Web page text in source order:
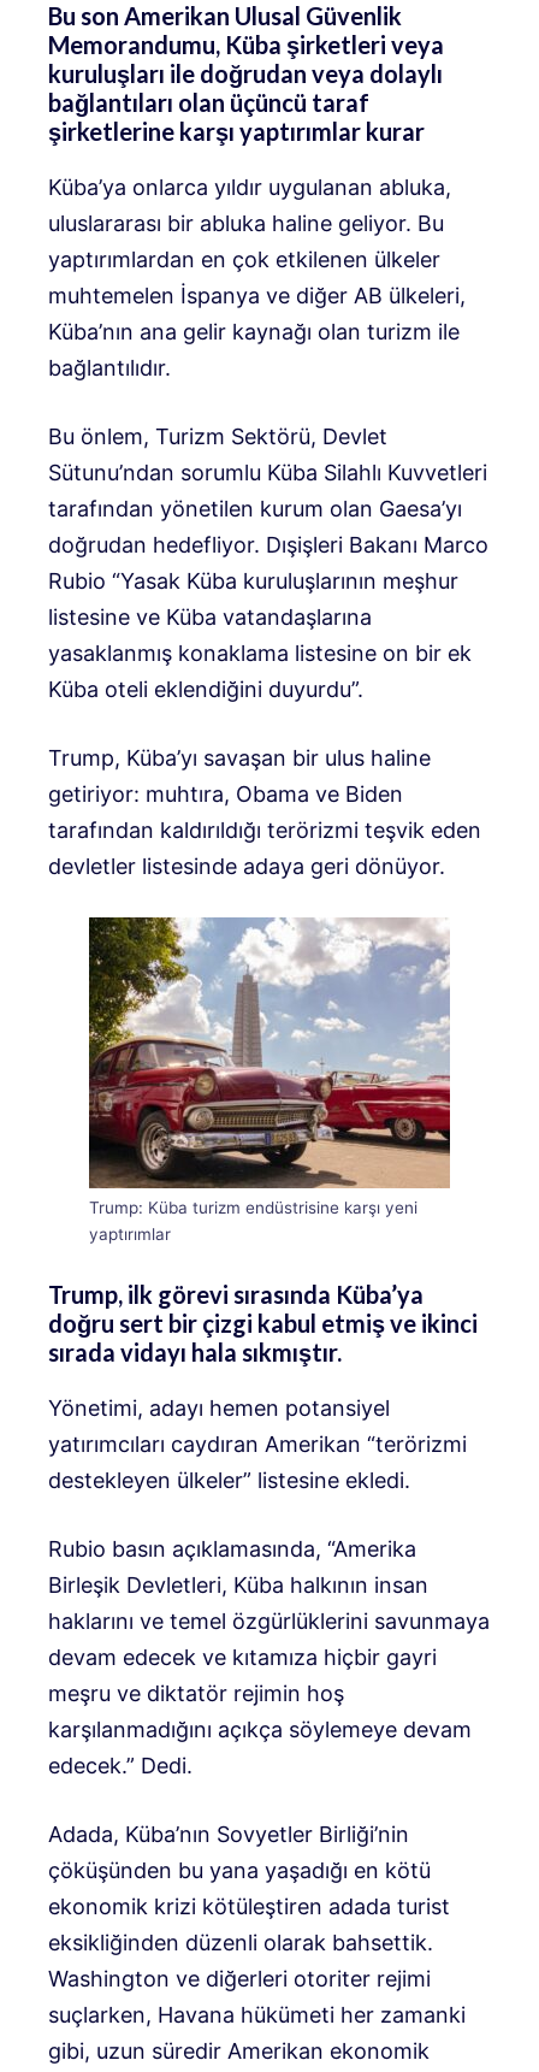
Bu son Amerikan Ulusal Güvenlik
Memorandumu, Küba şirketleri veya
kuruluşları ile doğrudan veya dolaylı
bağlantıları olan üçüncü taraf
şirketlerine karşı yaptırımlar kurar
Küba’ya onlarca yıldır uygulanan abluka,
uluslararası bir abluka haline geliyor. Bu
yaptırımlardan en çok etkilenen ülkeler
muhtemelen İspanya ve diğer AB ülkeleri,
Küba’nın ana gelir kaynağı olan turizm ile
bağlantılıdır.
Bu önlem, Turizm Sektörü, Devlet
Sütunu’ndan sorumlu Küba Silahlı Kuvvetleri
tarafından yönetilen kurum olan Gaesa’yı
doğrudan hedefliyor. Dışişleri Bakanı Marco
Rubio “Yasak Küba kuruluşlarının meşhur
listesine ve Küba vatandaşlarına
yasaklanmış konaklama listesine on bir ek
Küba oteli eklendiğini duyurdu”.
Trump, Küba’yı savaşan bir ulus haline
getiriyor: muhtıra, Obama ve Biden
tarafından kaldırıldığı terörizmi teşvik eden
devletler listesinde adaya geri dönüyor.
Trump: Küba turizm endüstrisine karşı yeni
yaptırımlar
Trump, ilk görevi sırasında Küba’ya
doğru sert bir çizgi kabul etmiş ve ikinci
sırada vidayı hala sıkmıştır.
Yönetimi, adayı hemen potansiyel
yatırımcıları caydıran Amerikan “terörizmi
destekleyen ülkeler” listesine ekledi.
Rubio basın açıklamasında, “Amerika
Birleşik Devletleri, Küba halkının insan
haklarını ve temel özgürlüklerini savunmaya
devam edecek ve kıtamıza hiçbir gayri
meşru ve diktatör rejimin hoş
karşılanmadığını açıkça söylemeye devam
edecek.” Dedi.
Adada, Küba’nın Sovyetler Birliği’nin
çöküşünden bu yana yaşadığı en kötü
ekonomik krizi kötüleştiren adada turist
eksikliğinden düzenli olarak bahsettik.
Washington ve diğerleri otoriter rejimi
suçlarken, Havana hükümeti her zamanki
gibi, uzun süredir Amerikan ekonomik